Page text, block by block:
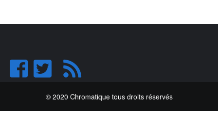
© 2020 Chromatique tous droits réservés